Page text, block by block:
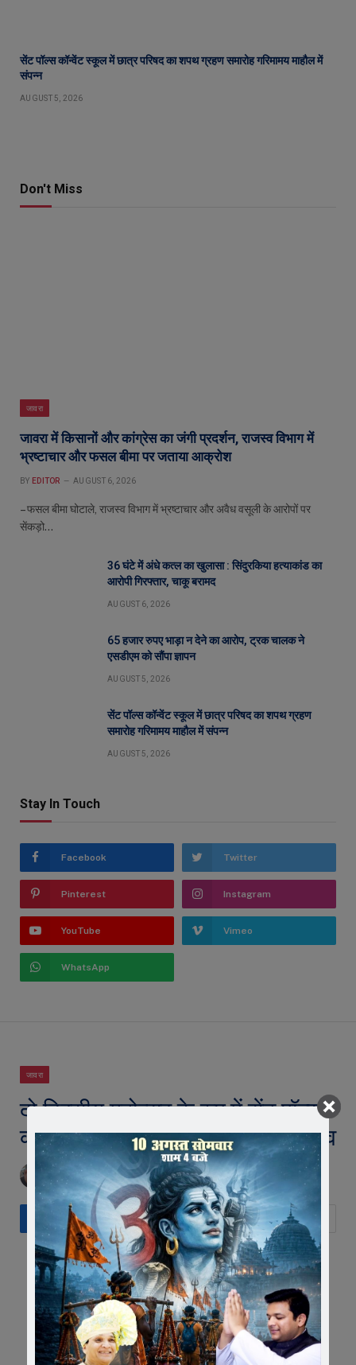
सेंट पॉल्स कॉन्वेंट स्कूल में छात्र परिषद का शपथ ग्रहण समारोह गरिमामय माहौल में
संपन्न
AUGUST 5, 2026
Don't Miss
जावरा
जावरा में किसानों और कांग्रेस का जंगी प्रदर्शन, राजस्व विभाग में
भ्रष्टाचार और फसल बीमा पर जताया आक्रोश
BY EDITOR AUGUST 6, 2026
– फसल बीमा घोटाले, राजस्व विभाग में भ्रष्टाचार और अवैध वसूली के आरोपों पर
सेंकड़ो…
36 घंटे में अंधे कत्ल का खुलासा : सिंदुरकिया हत्याकांड का
आरोपी गिरफ्तार, चाकू बरामद
AUGUST 6, 2026
65 हजार रुपए भाड़ा न देने का आरोप, ट्रक चालक ने
एसडीएम को सौंपा ज्ञापन
AUGUST 5, 2026
सेंट पॉल्स कॉन्वेंट स्कूल में छात्र परिषद का शपथ ग्रहण
समारोह गरिमामय माहौल में संपन्न
AUGUST 5, 2026
Stay In Touch
Facebook Twitter
Pinterest Instagram
YouTube Vimeo
WhatsApp
जावरा
दो दिवसीय महोत्सव के रुप में सेंट पॉल्स
कॉन्वेंट स्कूल में मना आजादी का महोत्सव
EDITOR AUGUST 16, 2025 NO COMMENTS